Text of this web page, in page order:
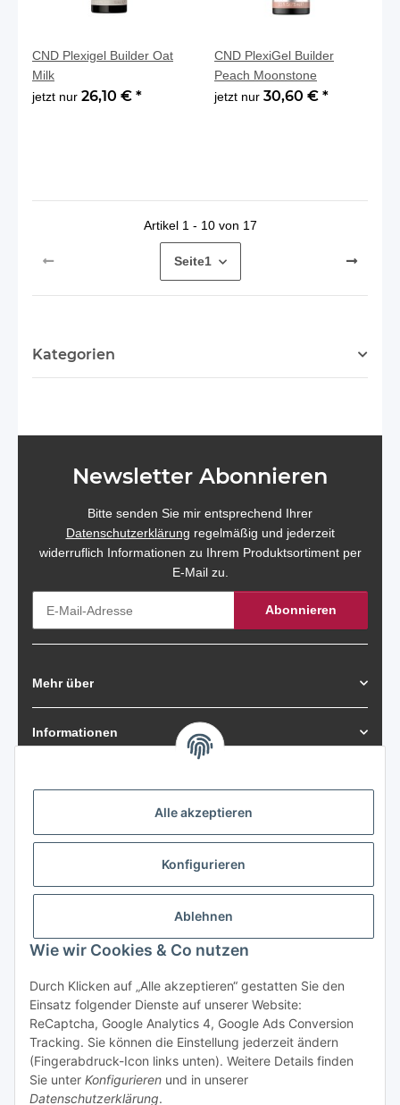
Alle akzeptieren
Konfigurieren
Ablehnen
Wie wir Cookies & Co nutzen
Durch Klicken auf „Alle akzeptieren“ gestatten Sie den
Einsatz folgender Dienste auf unserer Website:
ReCaptcha, Google Analytics 4, Google Ads Conversion
Tracking. Sie können die Einstellung jederzeit ändern
(Fingerabdruck-Icon links unten). Weitere Details finden
Sie unter Konfigurieren und in unserer
Datenschutzerklärung.
CND Plexigel Builder Oat
Milk
jetzt nur 26,10 € *
CND PlexiGel Builder
Peach Moonstone
jetzt nur 30,60 € *
Artikel 1 - 10 von 17
Seite1
Kategorien
Newsletter Abonnieren
Bitte senden Sie mir entsprechend Ihrer
Datenschutzerklärung regelmäßig und jederzeit
widerruflich Informationen zu Ihrem Produktsortiment per
E-Mail zu.
Abonnieren
Mehr über
Informationen
Vertrag widerrufen
* Alle Preise inkl. gesetzlicher USt., zzgl.